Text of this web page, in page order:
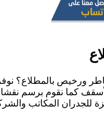
ورخيص بالمطلاع؟
كما نقوم برسم
للجدران المكاتب